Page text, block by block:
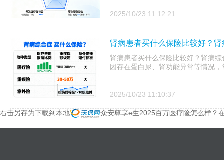
2025/10/23 11:12:21
肾病患者买什么保险比较好？
肾病患者买什么保险比较好？肾病
因存在蛋白尿、肾功能异常等情况
2025/10/23 11:10:37
右击另存为下载到本地 众安尊享e生2025百万医疗险怎么样？